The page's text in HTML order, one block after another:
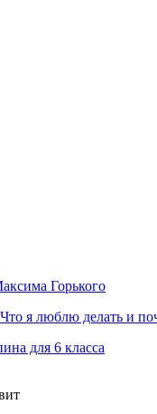
Горького
я люблю делать и
для 6 класса